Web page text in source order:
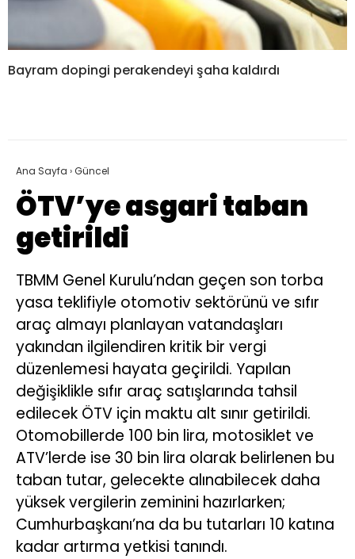
Bayram dopingi perakendeyi şaha kaldırdı
Ana Sayfa ›Güncel
ÖTV’ye asgari taban
getirildi
TBMM Genel Kurulu’ndan geçen son torba
yasa teklifiyle otomotiv sektörünü ve sıfır
araç almayı planlayan vatandaşları
yakından ilgilendiren kritik bir vergi
düzenlemesi hayata geçirildi. Yapılan
değişiklikle sıfır araç satışlarında tahsil
edilecek ÖTV için maktu alt sınır getirildi.
Otomobillerde 100 bin lira, motosiklet ve
ATV’lerde ise 30 bin lira olarak belirlenen bu
taban tutar, gelecekte alınabilecek daha
yüksek vergilerin zeminini hazırlarken;
Cumhurbaşkanı’na da bu tutarları 10 katına
kadar artırma yetkisi tanındı.